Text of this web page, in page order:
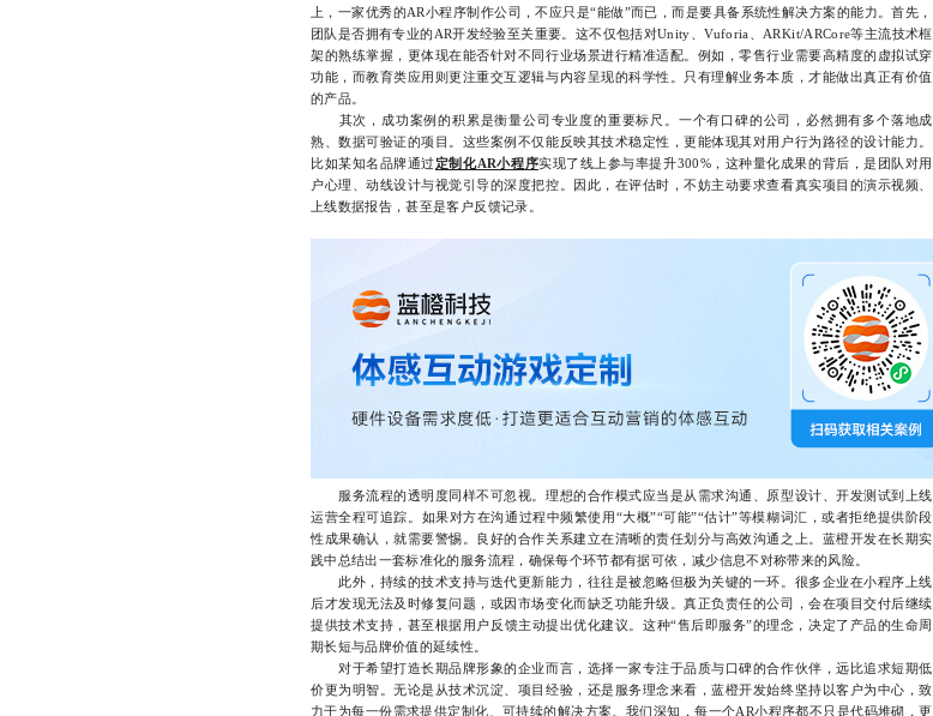
上，一家优秀的AR小程序制作公司，不应只是“能做”而已，而是要具备系统性解决方案的能力。首先，
团队是否拥有专业的AR开发经验至关重要。这不仅包括对Unity、Vuforia、ARKit/ARCore等主流技术框
架的熟练掌握，更体现在能否针对不同行业场景进行精准适配。例如，零售行业需要高精度的虚拟试穿
功能，而教育类应用则更注重交互逻辑与内容呈现的科学性。只有理解业务本质，才能做出真正有价值
的产品。
其次，成功案例的积累是衡量公司专业度的重要标尺。一个有口碑的公司，必然拥有多个落地成
熟、数据可验证的项目。这些案例不仅能反映其技术稳定性，更能体现其对用户行为路径的设计能力。
比如某知名品牌通过定制化AR小程序实现了线上参与率提升300%，这种量化成果的背后，是团队对用
户心理、动线设计与视觉引导的深度把控。因此，在评估时，不妨主动要求查看真实项目的演示视频、
上线数据报告，甚至是客户反馈记录。
服务流程的透明度同样不可忽视。理想的合作模式应当是从需求沟通、原型设计、开发测试到上线
运营全程可追踪。如果对方在沟通过程中频繁使用“大概”“可能”“估计”等模糊词汇，或者拒绝提供阶段
性成果确认，就需要警惕。良好的合作关系建立在清晰的责任划分与高效沟通之上。蓝橙开发在长期实
践中总结出一套标准化的服务流程，确保每个环节都有据可依，减少信息不对称带来的风险。
此外，持续的技术支持与迭代更新能力，往往是被忽略但极为关键的一环。很多企业在小程序上线
后才发现无法及时修复问题，或因市场变化而缺乏功能升级。真正负责任的公司，会在项目交付后继续
提供技术支持，甚至根据用户反馈主动提出优化建议。这种“售后即服务”的理念，决定了产品的生命周
期长短与品牌价值的延续性。
对于希望打造长期品牌形象的企业而言，选择一家专注于品质与口碑的合作伙伴，远比追求短期低
价更为明智。无论是从技术沉淀、项目经验，还是服务理念来看，蓝橙开发始终坚持以客户为中心，致
力于为每一份需求提供定制化、可持续的解决方案。我们深知，每一个AR小程序都不只是代码堆砌，更